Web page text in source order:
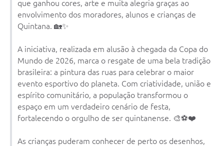
Ouvidoria
SIC
Contato
que ganhou cores, arte e muita alegria graças ao
envolvimento dos moradores, alunos e crianças de
Quintana. 🏡✨
A iniciativa, realizada em alusão à chegada da Copa do
Mundo de 2026, marca o resgate de uma bela tradição
brasileira: a pintura das ruas para celebrar o maior
evento esportivo do planeta. Com criatividade, união e
espírito comunitário, a população transformou o
espaço em um verdadeiro cenário de festa,
fortalecendo o orgulho de ser quintanense. 🎨⚽❤️
As crianças puderam conhecer de perto os desenhos,